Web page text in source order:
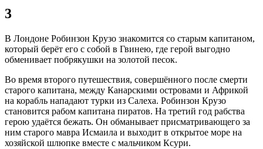
3
В Лондоне Робинзон Крузо знакомится со старым капитаном,
который берёт его с собой в Гвинею, где герой выгодно
обменивает побрякушки на золотой песок.
Во время второго путешествия, совершённого после смерти
старого капитана, между Канарскими островами и Африкой
на корабль нападают турки из Салеха. Робинзон Крузо
становится рабом капитана пиратов. На третий год рабства
герою удаётся бежать. Он обманывает присматривающего за
ним старого мавра Исмаила и выходит в открытое море на
хозяйской шлюпке вместе с мальчиком Ксури.